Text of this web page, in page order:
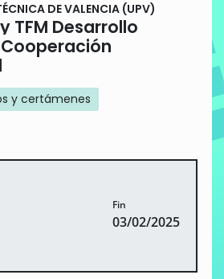
DE VALENCIA (UPV)
TFM Desarrollo
y certámenes
Fin
03/02/2025